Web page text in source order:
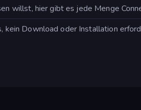
willst, hier gibt es jede Menge
Download oder Installation